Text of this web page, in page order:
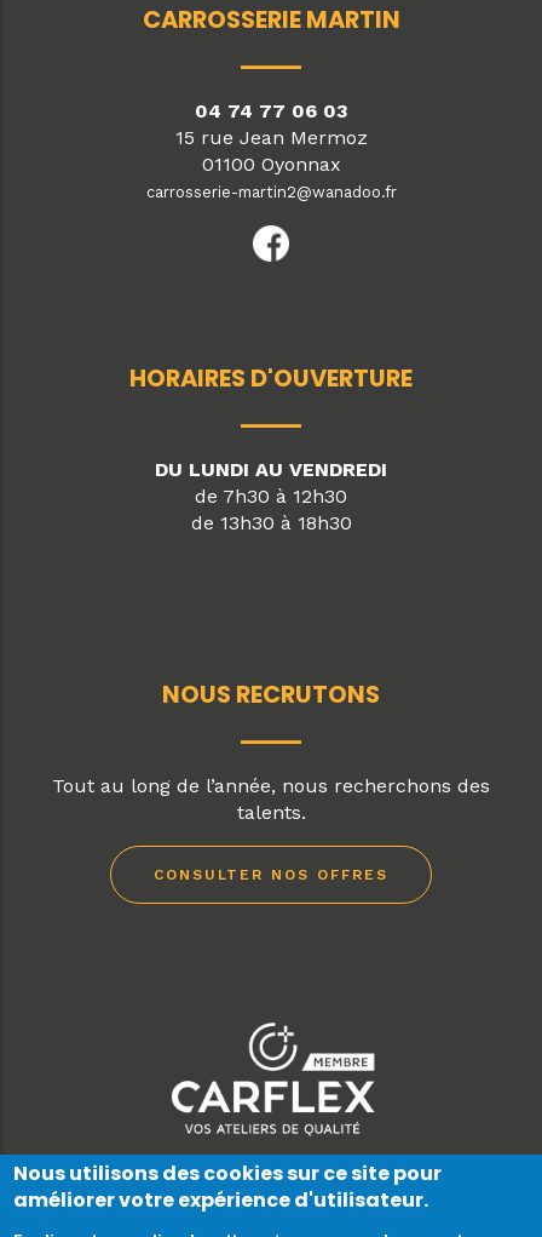
CARROSSERIE MARTIN
04 74 77 06 03
15 rue Jean Mermoz
01100 Oyonnax
carrosserie-martin2@wanadoo.fr
HORAIRES D'OUVERTURE
DU LUNDI AU VENDREDI
de 7h30 à 12h30
de 13h30 à 18h30
NOUS RECRUTONS
Tout au long de l’année, nous recherchons des
talents.
CONSULTER NOS OFFRES
Nous utilisons des cookies sur ce site pour
améliorer votre expérience d'utilisateur.